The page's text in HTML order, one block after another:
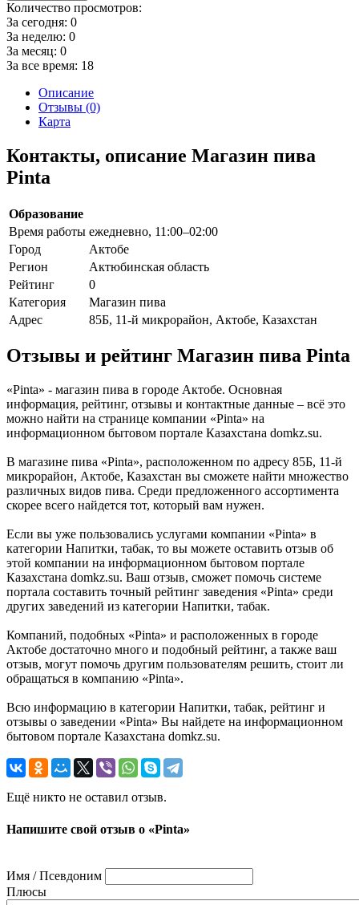
Количество просмотров:
За сегодня: 0
За неделю: 0
За месяц: 0
За все время: 18
Описание
Отзывы (0)
Карта
Контакты, описание Магазин пива
Pinta
Образование
Время работы ежедневно, 11:00–02:00
Город
Актобе
Регион
Актюбинская область
Рейтинг
0
Категория
Магазин пива
Адрес
85Б, 11-й микрорайон, Актобе, Казахстан
Отзывы и рейтинг Магазин пива Pinta
«Pinta» - магазин пива в городе Актобе. Основная
информация, рейтинг, отзывы и контактные данные – всё это
можно найти на странице компании «Pinta» на
информационном бытовом портале Казахстана domkz.su.
В магазине пива «Pinta», расположенном по адресу 85Б, 11-й
микрорайон, Актобе, Казахстан вы сможете найти множество
различных видов пива. Среди предложенного ассортимента
скорее всего найдется тот, который вам нужен.
Если вы уже пользовались услугами компании «Pinta» в
категории Напитки, табак, то вы можете оставить отзыв об
этой компании на информационном бытовом портале
Казахстана domkz.su. Ваш отзыв, сможет помочь системе
портала составить точный рейтинг заведения «Pinta» среди
других заведений из категории Напитки, табак.
Компаний, подобных «Pinta» и расположенных в городе
Актобе достаточно много и подобный рейтинг, а также ваш
отзыв, могут помочь другим пользователям решить, стоит ли
обращаться в компанию «Pinta».
Всю информацию в категории Напитки, табак, рейтинг и
отзывы о заведении «Pinta» Вы найдете на информационном
бытовом портале Казахстана domkz.su.
Ещё никто не оставил отзыв.
Напишите свой отзыв о «Pinta»
Имя / Псевдоним
Плюсы